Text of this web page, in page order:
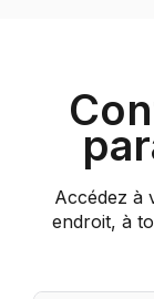
Accédez à
endroit, à